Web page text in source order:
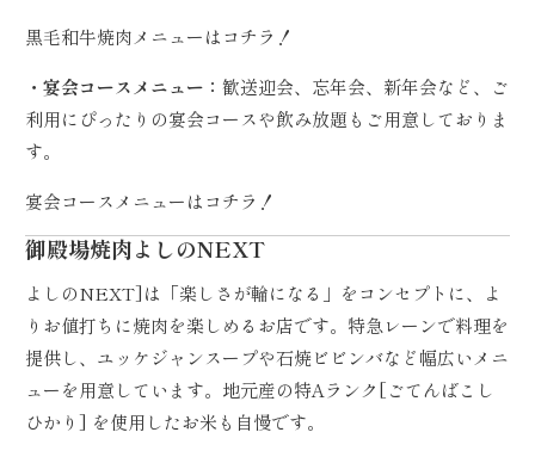
黒毛和牛焼肉メニューはコチラ！
・宴会コースメニュー：歓送迎会、忘年会、新年会など、ご
利用にぴったりの宴会コースや飲み放題もご用意しておりま
す。
宴会コースメニューはコチラ！
御殿場焼肉よしのNEXT
よしのNEXT]は「楽しさが輪になる」をコンセプトに、よ
りお値打ちに焼肉を楽しめるお店です。特急レーンで料理を
提供し、ユッケジャンスープや石焼ビビンバなど幅広いメニ
ューを用意しています。地元産の特Aランク[ごてんばこし
ひかり] を使用したお米も自慢です。